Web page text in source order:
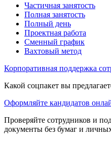
Частичная занятость
Полная занятость
Полный день
Проектная работа
Сменный график
Вахтовый метод
Корпоративная поддержка
Какой соцпакет вы
Оформляйте кандидатов
Проверяйте сотрудников и
документы без бумаг и